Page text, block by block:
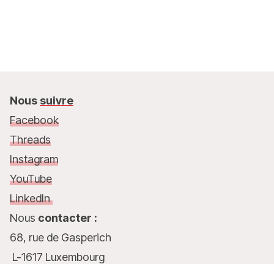
Nous suivre
Facebook
Threads
Instagram
YouTube
LinkedIn
Nous contacter :
68, rue de Gasperich
L-1617 Luxembourg